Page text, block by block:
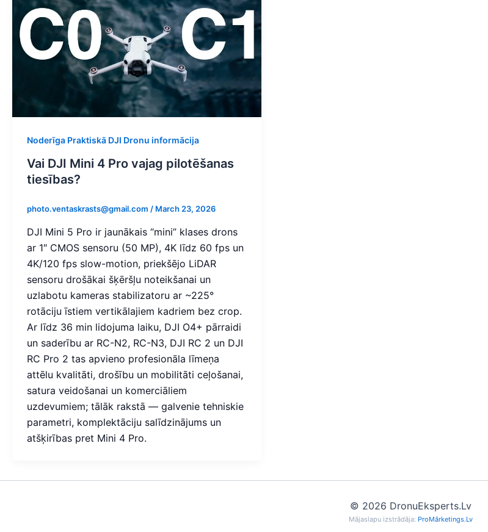
Noderīga Praktiskā DJI Dronu informācija
Vai DJI Mini 4 Pro vajag pilotēšanas
tiesības?​
photo.ventaskrasts@gmail.com / March 23, 2026
DJI Mini 5 Pro ir jaunākais “mini” klases drons
ar 1″ CMOS sensoru (50 MP), 4K līdz 60 fps un
4K/120 fps slow-motion, priekšējo LiDAR
sensoru drošākai šķēršļu noteikšanai un
uzlabotu kameras stabilizatoru ar ~225°
rotāciju īstiem vertikālajiem kadriem bez crop.
Ar līdz 36 min lidojuma laiku, DJI O4+ pārraidi
un saderību ar RC-N2, RC-N3, DJI RC 2 un DJI
RC Pro 2 tas apvieno profesionāla līmeņa
attēlu kvalitāti, drošību un mobilitāti ceļošanai,
satura veidošanai un komerciāliem
uzdevumiem; tālāk rakstā — galvenie tehniskie
parametri, komplektāciju salīdzinājums un
atšķirības pret Mini 4 Pro.
© 2026 DronuEksperts.Lv
Mājaslapu izstrādāja: ProMārketings.Lv